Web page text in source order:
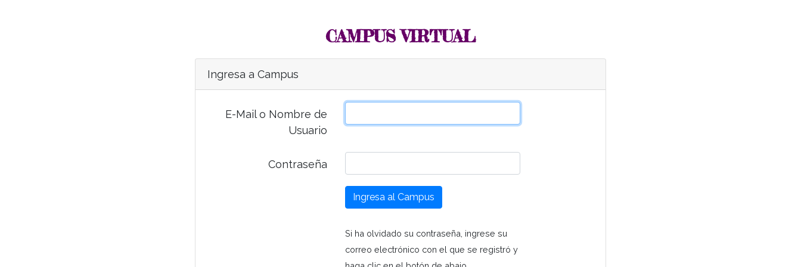
CAMPUS VIRTUAL
Ingresa a Campus
E-Mail o Nombre de
Usuario
Contraseña
Ingresa al Campus
Si ha olvidado su contraseña, ingrese su
correo electrónico con el que se registró y